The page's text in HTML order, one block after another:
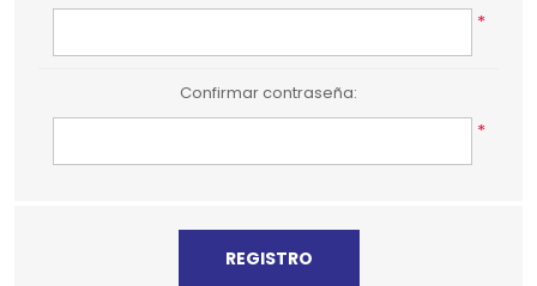
*
Confirmar contraseña:
*